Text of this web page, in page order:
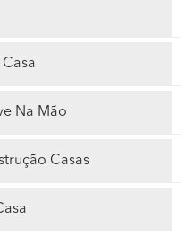
Na Mão
Casas